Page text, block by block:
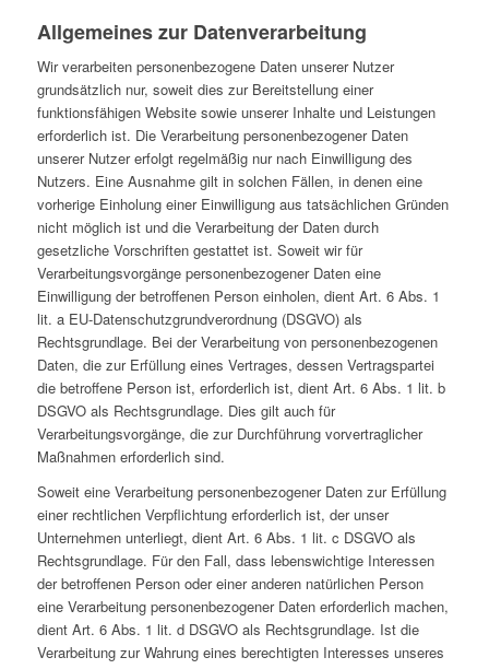
Allgemeines zur Datenverarbeitung
Wir verarbeiten personenbezogene Daten unserer Nutzer
grundsätzlich nur, soweit dies zur Bereitstellung einer
funktionsfähigen Website sowie unserer Inhalte und Leistungen
erforderlich ist. Die Verarbeitung personenbezogener Daten
unserer Nutzer erfolgt regelmäßig nur nach Einwilligung des
Nutzers. Eine Ausnahme gilt in solchen Fällen, in denen eine
vorherige Einholung einer Einwilligung aus tatsächlichen Gründen
nicht möglich ist und die Verarbeitung der Daten durch
gesetzliche Vorschriften gestattet ist. Soweit wir für
Verarbeitungsvorgänge personenbezogener Daten eine
Einwilligung der betroffenen Person einholen, dient Art. 6 Abs. 1
lit. a EU-Datenschutzgrundverordnung (DSGVO) als
Rechtsgrundlage. Bei der Verarbeitung von personenbezogenen
Daten, die zur Erfüllung eines Vertrages, dessen Vertragspartei
die betroffene Person ist, erforderlich ist, dient Art. 6 Abs. 1 lit. b
DSGVO als Rechtsgrundlage. Dies gilt auch für
Verarbeitungsvorgänge, die zur Durchführung vorvertraglicher
Maßnahmen erforderlich sind.
Soweit eine Verarbeitung personenbezogener Daten zur Erfüllung
einer rechtlichen Verpflichtung erforderlich ist, der unser
Unternehmen unterliegt, dient Art. 6 Abs. 1 lit. c DSGVO als
Rechtsgrundlage. Für den Fall, dass lebenswichtige Interessen
der betroffenen Person oder einer anderen natürlichen Person
eine Verarbeitung personenbezogener Daten erforderlich machen,
dient Art. 6 Abs. 1 lit. d DSGVO als Rechtsgrundlage. Ist die
Verarbeitung zur Wahrung eines berechtigten Interesses unseres